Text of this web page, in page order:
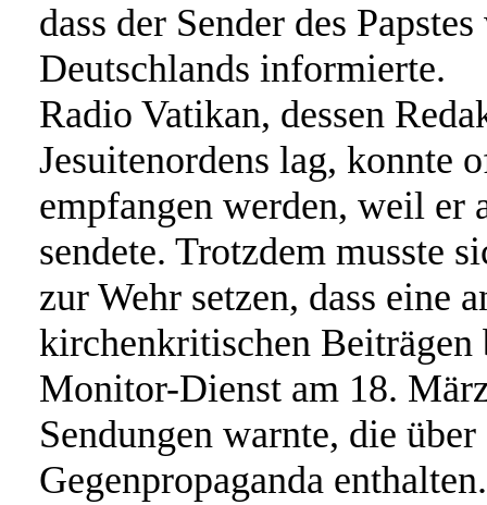
dass der Sender des
Deutschlands informierte.
Radio Vatikan, dessen
Jesuitenordens lag, konnte
empfangen werden, weil
sendete. Trotzdem musste
zur Wehr setzen, dass eine
kirchenkritischen Beiträgen
Monitor-Dienst am 18.
Sendungen warnte, die
Gegenpropaganda enthalten.